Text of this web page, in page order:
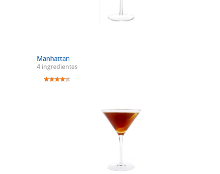
Manhattan
4 ingredientes